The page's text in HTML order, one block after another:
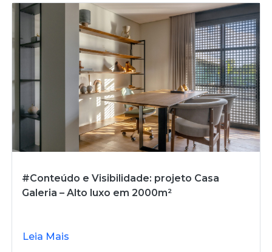
#Conteúdo e Visibilidade: projeto Casa
Galeria – Alto luxo em 2000m²
Leia Mais